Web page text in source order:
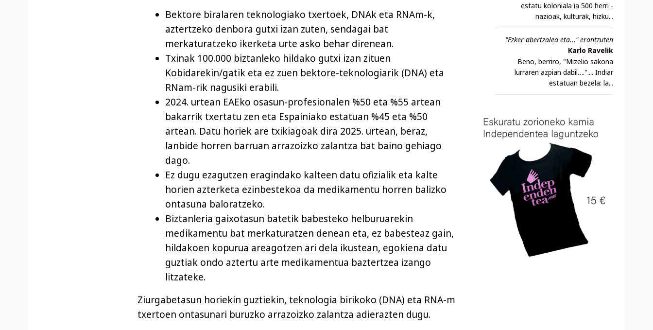
Bektore biralaren teknologiako txertoek, DNAk eta RNAm-k,
aztertzeko denbora gutxi izan zuten, sendagai bat
merkaturatzeko ikerketa urte asko behar direnean.
Txinak 100.000 biztanleko hildako gutxi izan zituen
Kobidarekin/gatik eta ez zuen bektore-teknologiarik (DNA) eta
RNam-rik nagusiki erabili.
2024. urtean EAEko osasun-profesionalen %50 eta %55 artean
bakarrik txertatu zen eta Espainiako estatuan %45 eta %50
artean. Datu horiek are txikiagoak dira 2025. urtean, beraz,
lanbide horren barruan arrazoizko zalantza bat baino gehiago
dago.
Ez dugu ezagutzen eragindako kalteen datu ofizialik eta kalte
horien azterketa ezinbestekoa da medikamentu horren balizko
ontasuna baloratzeko.
Biztanleria gaixotasun batetik babesteko helburuarekin
medikamentu bat merkaturatzen denean eta, ez babesteaz gain,
hildakoen kopurua areagotzen ari dela ikustean, egokiena datu
guztiak ondo aztertu arte medikamentua baztertzea izango
litzateke.
Ziurgabetasun horiekin guztiekin, teknologia birikoko (DNA) eta RNA-m
txertoen ontasunari buruzko arrazoizko zalantza adierazten dugu.
estatu koloniala ia 500 herri -
nazioak, kulturak, hizku...
"Ezker abertzalea eta..." erantzuten
Karlo Ravelik
Beno, berriro, "Mizelio sakona
lurraren azpian dabil….".... Indiar
estatuan bezela: la...